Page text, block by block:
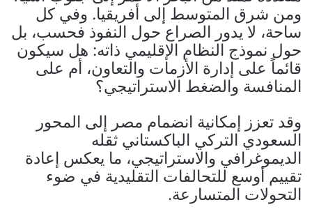
ومن شرق المتوسط إلى أفريقيا. وفي كل
ساحة، لا يدور الصراع حول النفوذ فحسب، بل
حول نموذج النظام الإقليمي ذاته: هل سيكون
قائماً على إدارة الأزمات والتعاون، أم على
المنافسة والضغط الاستراتيجي؟
وقد تعزز إمكانية انضمام مصر إلى المحور
السعودي التركي الباكستاني ثقله
الديموغرافي والاستراتيجي، ما يعكس إعادة
تقييم أوسع للتحالفات التقليدية في ضوء
التحولات المتسارعة.